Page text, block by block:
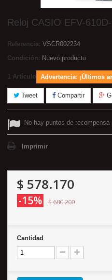
Reloj CASIO EFV-
Referencia: VSCR002234
Condición: Nuevo producto
1 Artículo Advertencia: ¡Últimos
Tweet Compartir
No hay puntos de
Imprimir
$ 578.170
-15% $ 680.200
Cantidad